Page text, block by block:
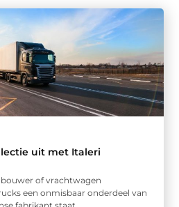
uit met Italeri
of vrachtwagen
een onmisbaar onderdeel van